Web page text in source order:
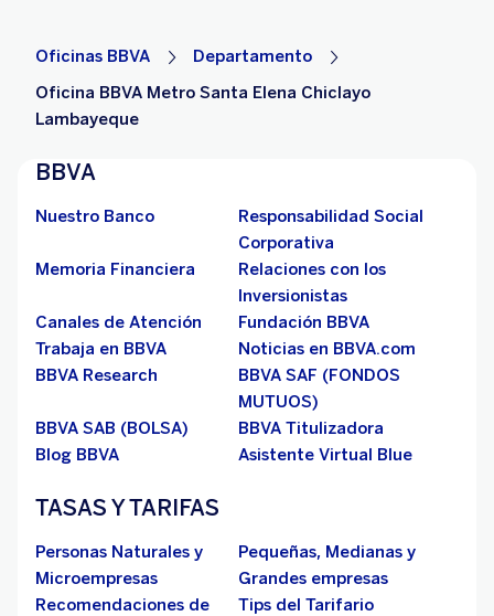
Oficinas BBVA
Departamento
Oficina BBVA Metro Santa Elena Chiclayo
Lambayeque
BBVA
Nuestro Banco
Responsabilidad Social
Corporativa
Memoria Financiera
Relaciones con los
Inversionistas
Canales de Atención
Fundación BBVA
Trabaja en BBVA
Noticias en BBVA.com
BBVA Research
BBVA SAF (FONDOS
MUTUOS)
BBVA SAB (BOLSA)
BBVA Titulizadora
Blog BBVA
Asistente Virtual Blue
TASAS Y TARIFAS
Personas Naturales y
Microempresas
Pequeñas, Medianas y
Grandes empresas
Recomendaciones de
Tips del Tarifario